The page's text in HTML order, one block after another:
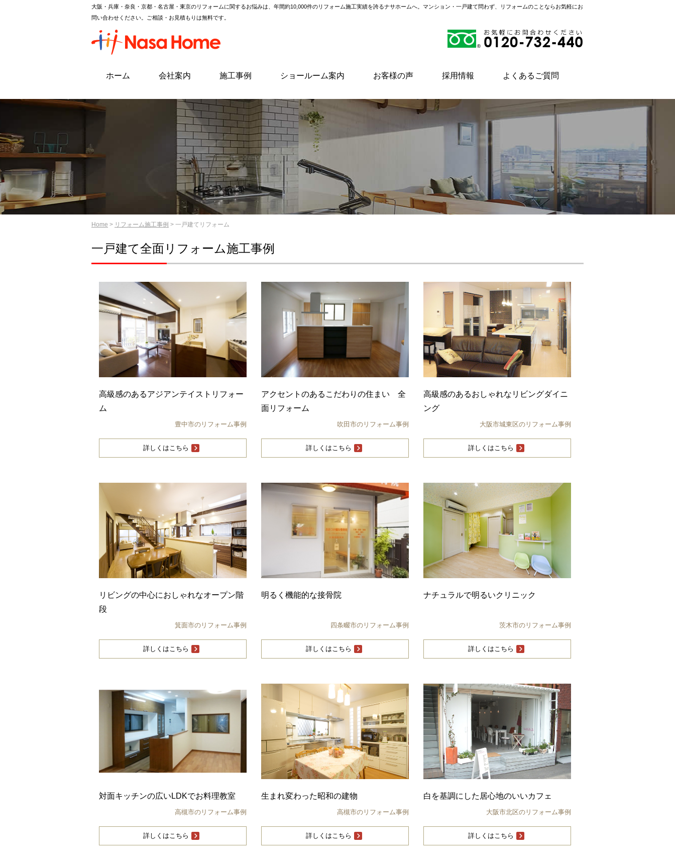
大阪・兵庫・奈良・京都・名古屋・東京のリフォームに関するお悩みは、年間約10,000件のリフォーム施工実績を誇るナサホームへ。マンション・一戸建て問わず、リフォームのことならお気軽にお
問い合わせください。ご相談・お見積もりは無料です。
ホーム 会社案内 施工事例 ショールーム案内 お客様の声 採用情報 よくあるご質問
Home > リフォーム施工事例 > 一戸建てリフォーム
一戸建て全面リフォーム施工事例
高級感のあるアジアンテイストリフォー
ム
豊中市のリフォーム事例
詳しくはこちら
アクセントのあるこだわりの住まい 全
面リフォーム
吹田市のリフォーム事例
詳しくはこちら
高級感のあるおしゃれなリビングダイニ
ング
大阪市城東区のリフォーム事例
詳しくはこちら
リビングの中心におしゃれなオープン階
段
箕面市のリフォーム事例
詳しくはこちら
明るく機能的な接骨院
四条畷市のリフォーム事例
詳しくはこちら
ナチュラルで明るいクリニック
茨木市のリフォーム事例
詳しくはこちら
対面キッチンの広いLDKでお料理教室
高槻市のリフォーム事例
詳しくはこちら
生まれ変わった昭和の建物
高槻市のリフォーム事例
詳しくはこちら
白を基調にした居心地のいいカフェ
大阪市北区のリフォーム事例
詳しくはこちら